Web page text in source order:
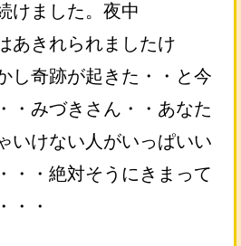
けました。夜中
あきれられましたけ
し奇跡が起きた・・と今
・みづきさん・・あなた
いけない人がいっぱいい
・・絶対そうにきまって
・・